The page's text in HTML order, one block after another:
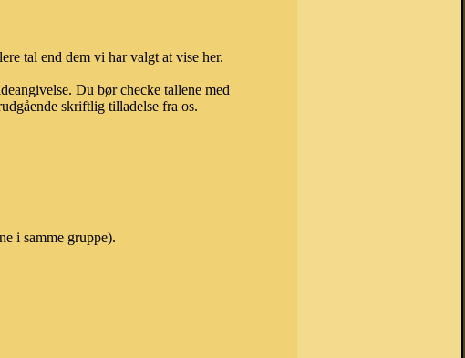
tal end dem vi har valgt at vise her.
Du bør checke tallene med
skriftlig tilladelse fra os.
i samme gruppe).